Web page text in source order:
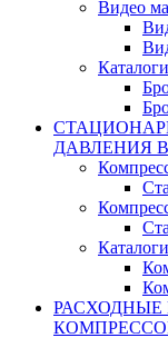
Видео
Каталоги
ДАВЛЕНИЯ
Каталоги